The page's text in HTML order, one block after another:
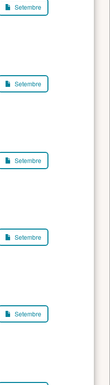
Setembre
Setembre
Setembre
Setembre
Setembre